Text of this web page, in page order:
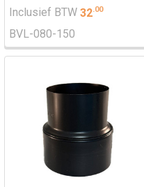
Inclusief BTW 32.00
BVL-080-150